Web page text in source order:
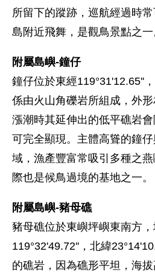
所留下的蹤跡，巡航經過時
島附近飛舞，是觀鳥景點之一
附屬島嶼-鐘仔
鐘仔位於東經119°31'12.65''
係由火山角礫岩所組成，外
漲潮時其延伸出的低平礁岩
可完全顯現。主體高聳的鐘
域，漁產豐富常吸引多種之
際也是候鳥過境的基地之一。
附屬島嶼-豬母礁
豬母礁位於東嶼坪嶼東南方
119°32'49.72''，北緯
的礁岩，因為礁形平坦，海